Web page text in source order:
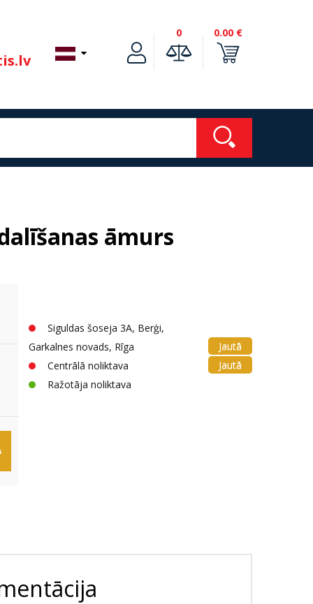
0 0.00 €
āmurs
Siguldas šoseja 3A, Berģi,
Garkalnes novads, Rīga
Jautā
Centrālā noliktava
Jautā
Ražotāja noliktava